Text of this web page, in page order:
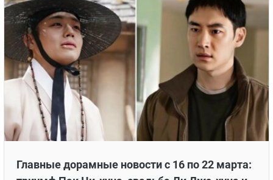
Главные дорамные новости с 16 по 22 марта: